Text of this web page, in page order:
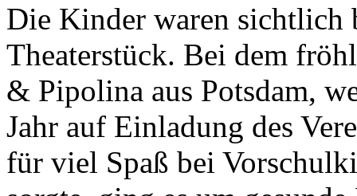
Die Kinder waren sichtlich
Theaterstück. Bei dem
& Pipolina aus Potsdam,
Jahr auf Einladung des
für viel Spaß bei